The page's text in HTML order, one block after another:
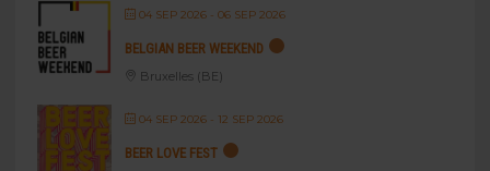
04 SEP 2026- 06 SEP 2026
BELGIAN BEER WEEKEND
Bruxelles (BE)
04 SEP 2026- 12 SEP 2026
BEER LOVE FEST